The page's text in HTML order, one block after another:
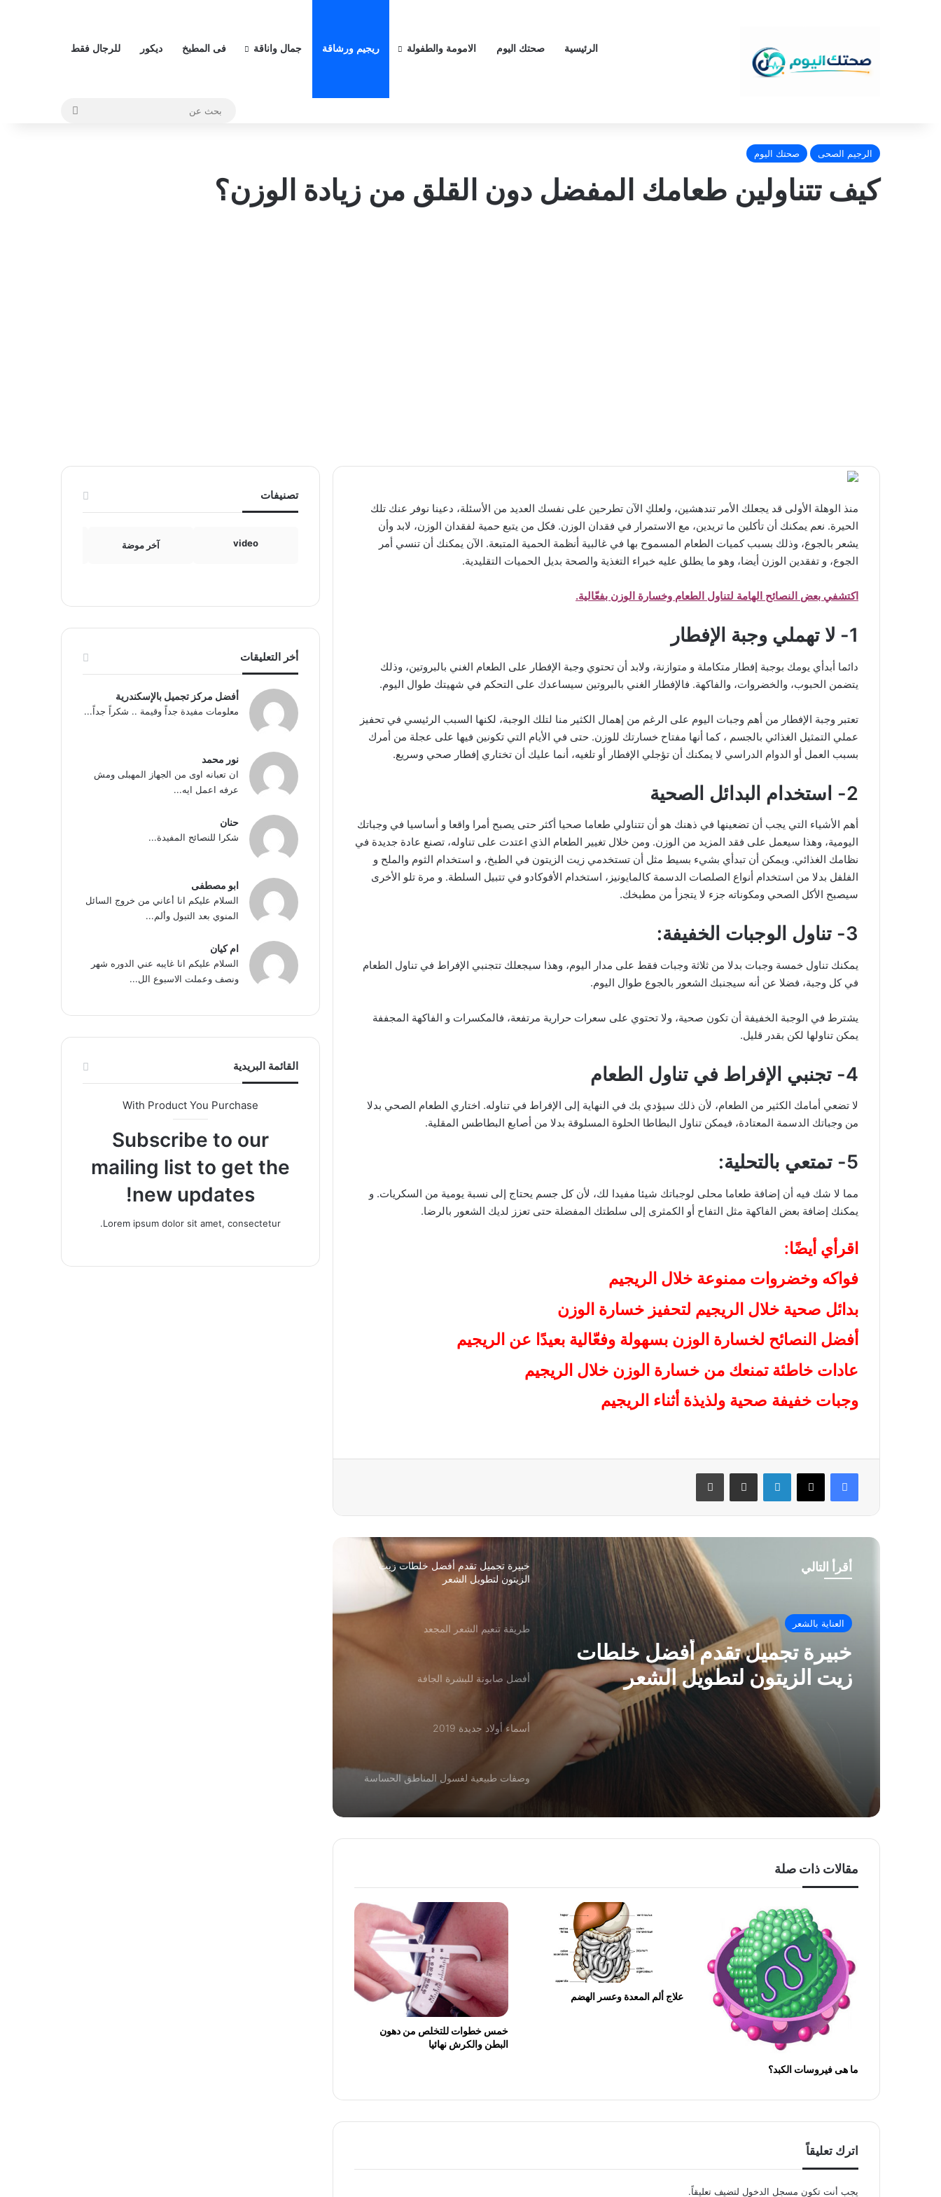
الرئيسية صحتك اليوم الامومة والطفولة ريجيم ورشاقة جمال واناقة فى المطبخ ديكور للرجال فقط
الرجيم الصحى صحتك اليوم
كيف تتناولين طعامك المفضل دون القلق من زيادة الوزن؟
منذ الوهلة الأولى قد يجعلك الأمر تندهشين، ولعلكِ الآن تطرحين على نفسك العديد من الأسئلة، دعينا نوفر عنك تلك
الحيرة. نعم يمكنك أن تأكلين ما تريدين، مع الاستمرار في فقدان الوزن. فكل من يتبع حمية لفقدان الوزن، لابد وأن
يشعر بالجوع، وذلك بسبب كميات الطعام المسموح بها في غالبية أنظمة الحمية المتبعة. الآن يمكنك أن تنسي أمر
الجوع، و تفقدين الوزن أيضا، وهو ما يطلق عليه خبراء التغذية والصحة بديل الحميات التقليدية.
اكتشفي بعض النصائح الهامة لتناول الطعام وخسارة الوزن بفعّالية.
1- لا تهملي وجبة الإفطار
دائما أبدأي يومك بوجبة إفطار متكاملة و متوازنة، ولابد أن تحتوي وجبة الإفطار على الطعام الغني بالبروتين، وذلك
يتضمن الحبوب، والخضروات، والفاكهة. فالإفطار الغني بالبروتين سيساعدك على التحكم في شهيتك طوال اليوم.
تعتبر وجبة الإفطار من أهم وجبات اليوم على الرغم من إهمال الكثير منا لتلك الوجبة، لكنها السبب الرئيسي في تحفيز
عملي التمثيل الغذائي بالجسم ، كما أنها مفتاح خسارتك للوزن. حتى في الأيام التي تكونين فيها على عجلة من أمرك
بسبب العمل أو الدوام الدراسي لا يمكنك أن تؤجلي الإفطار أو تلغيه، أنما عليك أن تختاري إفطار صحي وسريع.
2- استخدام البدائل الصحية
أهم الأشياء التي يجب أن تضعينها في ذهنك هو أن تتناولي طعاما صحيا أكثر حتى يصبح أمرا واقعا و أساسيا في وجباتك
اليومية، وهذا سيعمل على فقد المزيد من الوزن. ومن خلال تغيير الطعام الذي اعتدت على تناوله، تصنع عادة جديدة في
نظامك الغذائي. ويمكن أن تبدأي بشيء بسيط مثل أن تستخدمي زيت الزيتون في الطبخ، و استخدام الثوم والملح و
الفلفل بدلا من استخدام أنواع الصلصات الدسمة كالمايونيز، استخدام الأفوكادو في تتبيل السلطة. و مرة تلو الأخرى
سيصبح الأكل الصحي ومكوناته جزء لا يتجزأ من مطبخك.
3- تناول الوجبات الخفيفة:
يمكنك تناول خمسة وجبات بدلا من ثلاثة وجبات فقط على مدار اليوم، وهذا سيجعلك تتجنبي الإفراط في تناول الطعام
في كل وجبة، فضلا عن أنه سيجنبك الشعور بالجوع طوال اليوم.
يشترط في الوجبة الخفيفة أن تكون صحية، ولا تحتوي على سعرات حرارية مرتفعة، فالمكسرات و الفاكهة المجففة
يمكن تناولها لكن بقدر قليل.
4- تجنبي الإفراط في تناول الطعام
لا تضعي أمامك الكثير من الطعام، لأن ذلك سيؤدي بك في النهاية إلى الإفراط في تناوله. اختاري الطعام الصحي بدلا
من وجباتك الدسمة المعتادة، فيمكن تناول البطاطا الحلوة المسلوقة بدلا من أصابع البطاطس المقلية.
5- تمتعي بالتحلية:
مما لا شك فيه أن إضافة طعاما محلى لوجباتك شيئا مفيدا لك، لأن كل جسم يحتاج إلى نسبة يومية من السكريات. و
يمكنك إضافة بعض الفاكهة مثل التفاح أو الكمثرى إلى سلطتك المفضلة حتى تعزز لديك الشعور بالرضا.
اقرأي أيضًا:
فواكه وخضروات ممنوعة خلال الريجيم
بدائل صحية خلال الريجيم لتحفيز خسارة الوزن
أفضل النصائح لخسارة الوزن بسهولة وفعّالية بعيدًا عن الريجيم
عادات خاطئة تمنعك من خسارة الوزن خلال الريجيم
وجبات خفيفة صحية ولذيذة أثناء الريجيم
فيسبوك لينكدإن
أقرأ التالي
العناية بالشعر
خبيرة تجميل تقدم أفضل خلطات
زيت الزيتون لتطويل الشعر
ريجيم الموز لخسارة الوزن بسرعة
نهائيا
خبيرة تجميل تقدم أفضل خلطات زيت
الزيتون لتطويل الشعر
طريقة تنعيم الشعر المجعد
أفضل صابونة للبشرة الجافة
أسماء أولاد جديدة 2019
وصفات طبيعية لغسول المناطق الحساسة
خلطات لتبييض المناطق السوداء في الجسم
أعراض سرطان الثدي وأسبابه
خلطات فعالة لعلاج حب الشباب وإزالة آثارة
الزيتون لتطويل الشعر
مقالات ذات صلة
ما هى فيروسات الكبد؟
علاج ألم المعدة وعسر الهضم
خمس خطوات للتخلص من دهون
البطن والكرش نهائيا
اترك تعليقاً
يجب أنت تكون مسجل الدخول لتضيف تعليقاً.
تصنيفات
video آخر موضة
أخر التعليقات
أفضل مركز تجميل بالإسكندرية
معلومات مفيدة جداً وقيمة .. شكراً جداً...
نور محمد
ان تعبانه اوى من الجهاز المهبلى ومش
عرفه اعمل ايه...
حنان
شكرا للنصائح المفيدة...
ابو مصطفى
السلام عليكم انا أعاني من خروج السائل
المنوي بعد التبول وألم...
ام كيان
السلام عليكم انا غايبه عني الدوره شهر
ونصف وعملت الاسبوع الل...
القائمة البريدية
With Product You Purchase
Subscribe to our
mailing list to get the
new updates!
Lorem ipsum dolor sit amet, consectetur.